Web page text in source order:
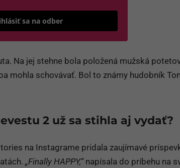
sa na odber
Na jej stehne bola položená mužská
mohla schovávať. Bol to známy hudobník
2 už sa stihla aj vydať?
na Instagrame pridala zaujímavé
„Finally HAPPY,“napísala do príbehu na